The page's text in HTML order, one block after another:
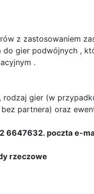
z zastosowaniem
gier podwójnych ,
.
gier (w
partnera) oraz
6647632. poczta e-
rzeczowe